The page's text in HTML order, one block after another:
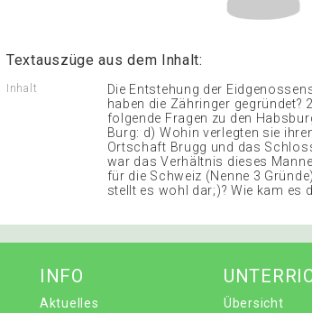
Textauszüge aus dem Inhalt:
Inhalt
Die Entstehung der
haben die Zähringer gegründet?
folgende Fragen zu den
Burg: d) Wohin verlegten sie
Ortschaft Brugg und das
war das Verhältnis dieses
für die Schweiz (Nenne 3
stellt es wohl dar;)? Wie kam es
INFO
Aktuelles Übersicht